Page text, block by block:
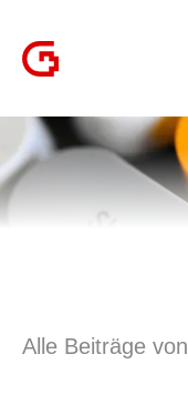
Alle Beiträge von